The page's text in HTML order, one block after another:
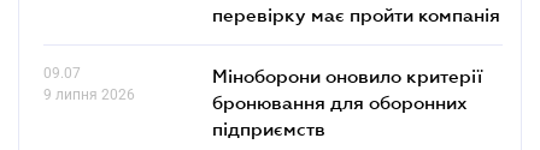
перевірку має пройти компанія
09.07
9 липня 2026
Міноборони оновило критерії
бронювання для оборонних
підприємств